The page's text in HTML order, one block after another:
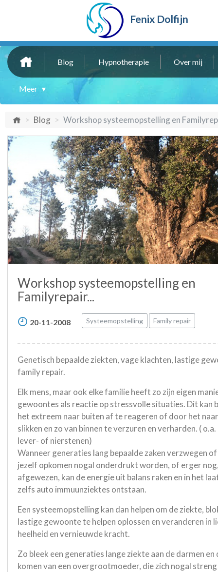
Fenix Dolfijn
Blog Hypnotherapie Over mij
Meer ▾
Blog Workshop systeemopstelling en
Workshop systeemopstelling en
Familyrepair...
20-11-2008 Systeemopstelling Family repair
Genetisch bepaalde ziekten, vage klachten, lastige
family repair.
Elk mens, maar ook elke familie heeft zo zijn eigen
gewoontes als reactie op stressvolle situaties. Dit kan
het extreem naar buiten af te reageren of door het
slikken en zo van binnen te verzuren en verharden. ( o.a.
lever- of nierstenen)
Wanneer generaties lang bepaalde zaken verzwegen
jezelf opkomen nogal onderdrukt worden, of erger
afgewezen, kan de energie uit balans raken en in het
zelfs auto immuunziektes ontstaan.
Een systeemopstelling kan dan helpen om de ziekte,
lastige gewoonte te helpen oplossen en veranderen in
heelheid en vernieuwde kracht.
Zo bleek een generaties lange ziekte aan de darmen en
komen van een overgrootmoeder, die zich nogal streng